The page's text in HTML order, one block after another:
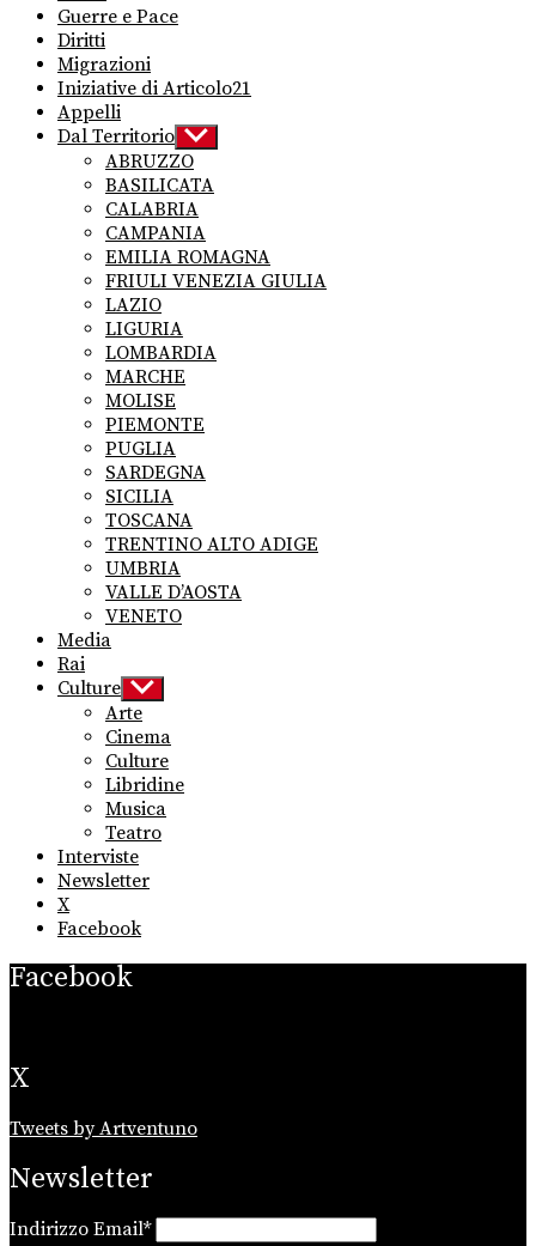
Guerre e Pace
Diritti
Migrazioni
Iniziative di Articolo21
Appelli
Dal Territorio Show
sub
menu
ABRUZZO
BASILICATA
CALABRIA
CAMPANIA
EMILIA ROMAGNA
FRIULI VENEZIA GIULIA
LAZIO
LIGURIA
LOMBARDIA
MARCHE
MOLISE
PIEMONTE
PUGLIA
SARDEGNA
SICILIA
TOSCANA
TRENTINO ALTO ADIGE
UMBRIA
VALLE D’AOSTA
VENETO
Media
Rai
Culture Show
sub
menu
Arte
Cinema
Culture
Libridine
Musica
Teatro
Interviste
Newsletter
X
Facebook
Facebook
X
Tweets by Artventuno
Newsletter
Indirizzo Email*